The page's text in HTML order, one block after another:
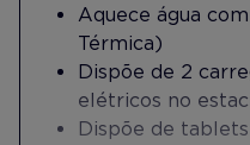
Aquece água
Térmica)
Dispõe de 2
elétricos no
Dispõe de